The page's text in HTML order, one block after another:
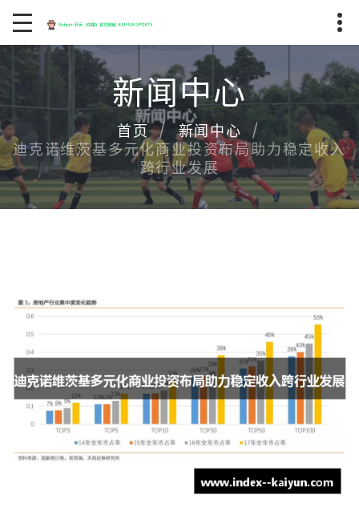
新闻中心
首页
新闻中心
迪克诺维茨基多元化商业投资布局助力稳定收入
跨行业发展